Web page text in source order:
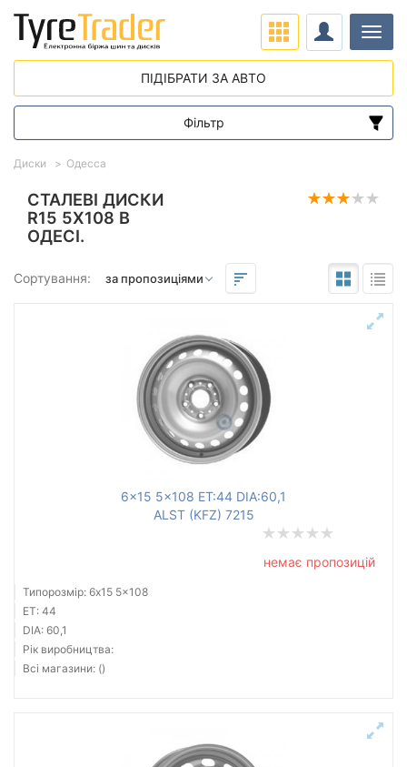
СТАЛЕВІ ДИСКИ
R15 5X108 В
ОДЕСІ.
Сортування:
6x15 5x108 ET:44 DIA:60,1
ALST (KFZ) 7215
немає пропозицій
Типорозмір: 6x15 5x108
ET: 44
DIA: 60,1
Рік виробництва:
Всі магазини: ()
Диски Одесса
ПІДІБРАТИ ЗА АВТО
Фільтр
Діапазон цін
від
Підбір за параметрами
до
Тип диска